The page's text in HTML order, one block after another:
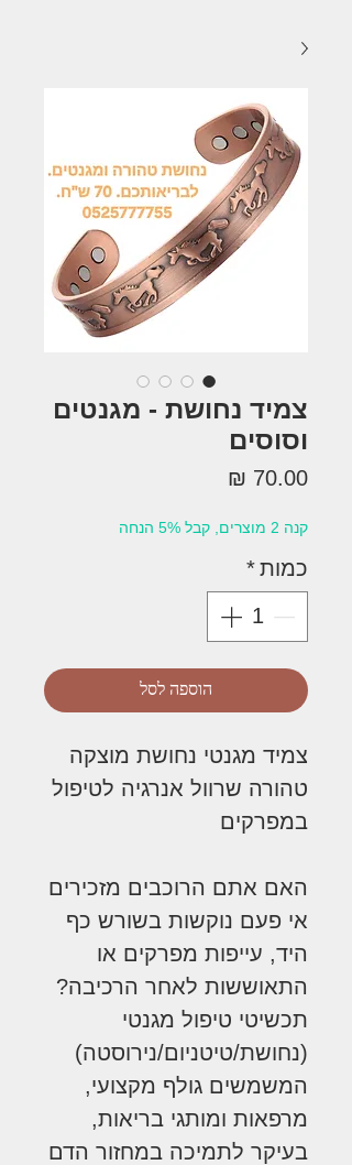
צמיד נחושת - מגנטים
וסוסים
קנה 2 מוצרים, קבל 5% הנחה
כמות*
הוספה לסל
צמיד מגנטי נחושת מוצקה
טהורה שרוול אנרגיה לטיפול
במפרקים
האם אתם הרוכבים מזכירים
אי פעם נוקשות בשורש כף
היד, עייפות מפרקים או
התאוששות לאחר הרכיבה?
תכשיטי טיפול מגנטי
(נחושת/טיטניום/נירוסטה)
המשמשים גולף מקצועי,
מרפאות ומותגי בריאות,
בעיקר לתמיכה במחזור הדם